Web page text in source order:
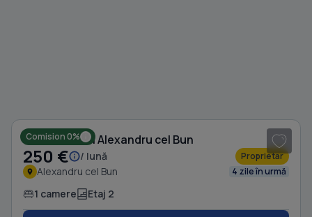
Comision 0%
Garsonieră în Alexandru cel Bun
250 € / lună Proprietar
Alexandru cel Bun 4 zile în urmă
1 camere Etaj 2